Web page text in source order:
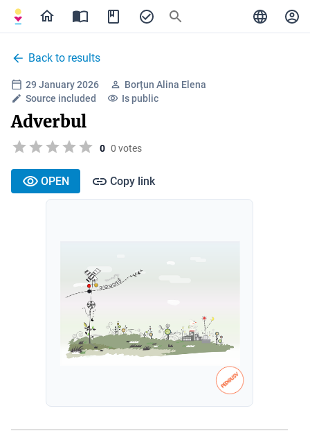
Back to results
29 January 2026
Borțun Alina Elena
Source included
Is public
Adverbul
0 0 votes
OPEN Copy link